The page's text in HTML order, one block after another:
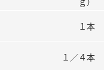
製造所固有記号一覧
１本
１／４本